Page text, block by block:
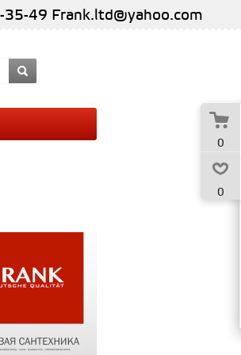
35-49 Frank.ltd@yahoo.com
0
0